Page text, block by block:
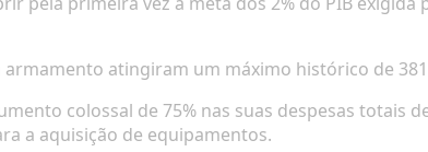
armamento atingiram um máximo histórico de
colossal de 75% nas suas despesas totais
a aquisição de equipamentos.